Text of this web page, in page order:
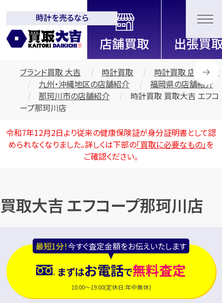
全国2000店舗以上展開中！
信頼と実績の買取専門店「買取大
吉」
時計を売るなら
ブランド買取 大吉 時計買取
時計買取 店舗紹介
九州・沖縄地区の店舗紹介
福岡県の店舗紹介
那珂川市の店舗紹介
時計買取 買取大吉 エフコ
ープ那珂川店
令和7年12月2日より従来の健康保険証が身分証明書として認
められなくなりました。詳しくは下部の「買取に必要なもの」を
ご確認ください。
買取大吉 エフコープ那珂川店
最短1分！今すぐ査定金額をお伝えいたします
まずはお電話で無料査定
10:00～19:00(定休日:年中無休)